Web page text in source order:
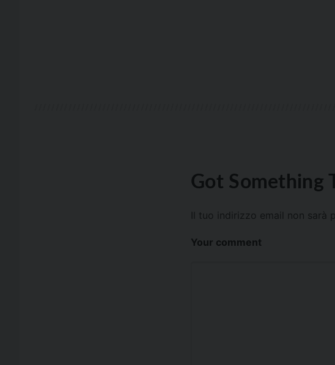
Got Something
Il tuo indirizzo email non sarà
Your comment